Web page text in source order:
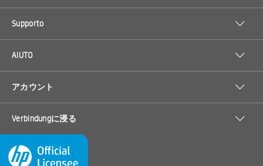
Supporto
AIUTO
アカウント
Verbindungに浸る